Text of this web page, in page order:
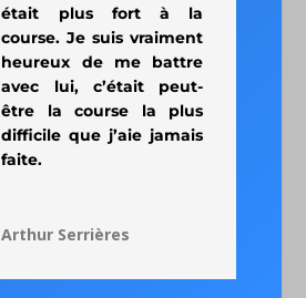
était plus fort à la
course. Je suis vraiment
heureux de me battre
avec lui, c’était peut-
être la course la plus
difficile que j’aie jamais
faite.
Arthur Serrières